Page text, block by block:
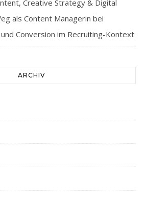
Creative Strategy & Digital
als Content Managerin bei
und Conversion im Recruiting-Kontext
ARCHIV